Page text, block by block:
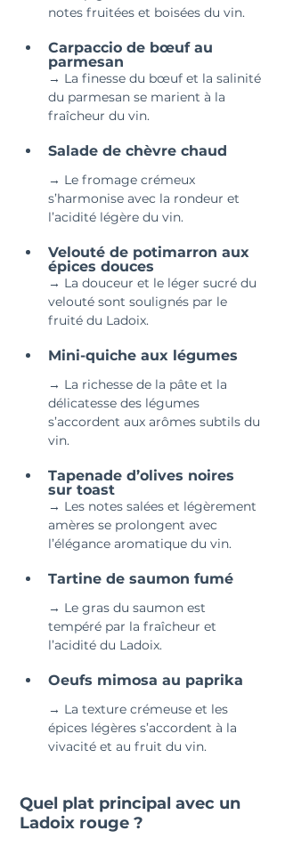
notes fruitées et boisées du vin.
Carpaccio de bœuf au
parmesan
→ La finesse du bœuf et la salinité
du parmesan se marient à la
fraîcheur du vin.
Salade de chèvre chaud
→ Le fromage crémeux
s’harmonise avec la rondeur et
l’acidité légère du vin.
Velouté de potimarron aux
épices douces
→ La douceur et le léger sucré du
velouté sont soulignés par le
fruité du Ladoix.
Mini-quiche aux légumes
→ La richesse de la pâte et la
délicatesse des légumes
s’accordent aux arômes subtils du
vin.
Tapenade d’olives noires
sur toast
→ Les notes salées et légèrement
amères se prolongent avec
l’élégance aromatique du vin.
Tartine de saumon fumé
→ Le gras du saumon est
tempéré par la fraîcheur et
l’acidité du Ladoix.
Oeufs mimosa au paprika
→ La texture crémeuse et les
épices légères s’accordent à la
vivacité et au fruit du vin.
Quel plat principal avec un
Ladoix rouge ?